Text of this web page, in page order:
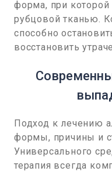
форма, при
рубцовой тканью.
способно
восстановить
Подход к лечению
формы, причины и
Универсального
терапия всегда